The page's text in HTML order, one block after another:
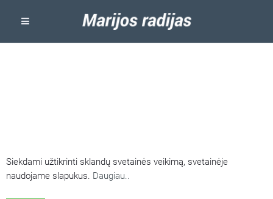
Siekdami užtikrinti sklandų svetainės veikimą, svetainėje
naudojame slapukus. Daugiau..